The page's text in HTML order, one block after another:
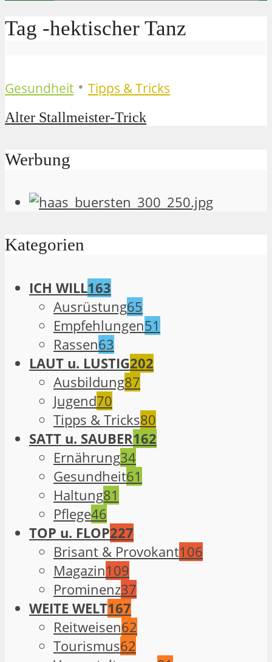
Tag -hektischer Tanz
Gesundheit • Tipps & Tricks
Alter Stallmeister-Trick
Werbung
Kategorien
ICH WILL163
Ausrüstung65
Empfehlungen51
Rassen63
LAUT u. LUSTIG202
Ausbildung87
Jugend70
Tipps & Tricks80
SATT u. SAUBER162
Ernährung34
Gesundheit61
Haltung81
Pflege46
TOP u. FLOP227
Brisant & Provokant106
Magazin109
Prominenz37
WEITE WELT167
Reitweisen62
Tourismus62